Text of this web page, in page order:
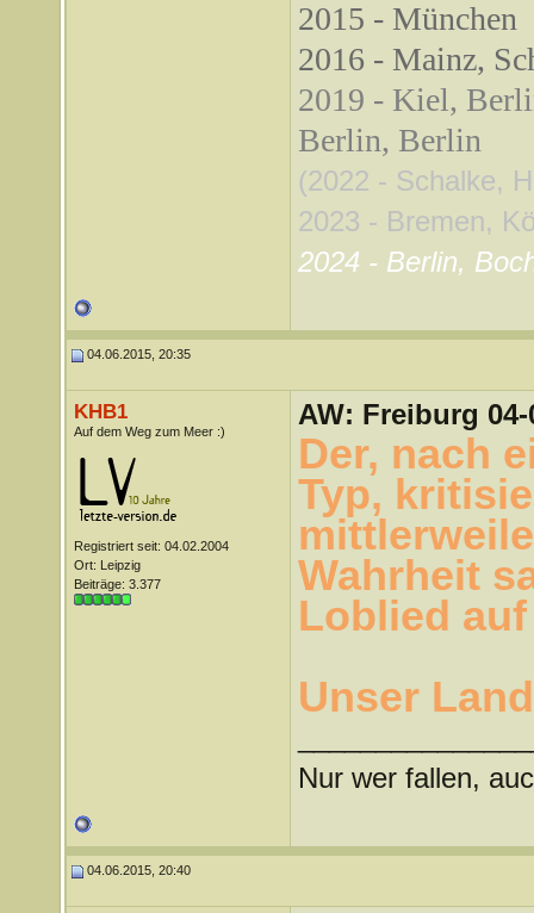
2015 - München
2016 - Mainz,
2019 - Kiel,
Berlin, Berlin
(2022 - Schalke,
2023 - Bremen,
2024 - Berlin,
04.06.2015, 20:35
KHB1
Auf dem Weg zum Meer :)
Registriert seit: 04.02.2004
Ort: Leipzig
Beiträge: 3.377
AW: Freiburg
Der, nach
Typ,
Wahrheit
Loblied auf
Unser Land
Nur wer fallen,
04.06.2015, 20:40